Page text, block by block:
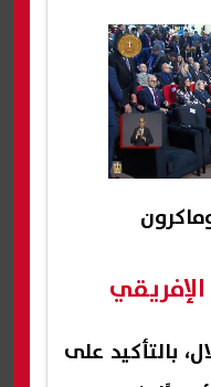
بالتأكيد على